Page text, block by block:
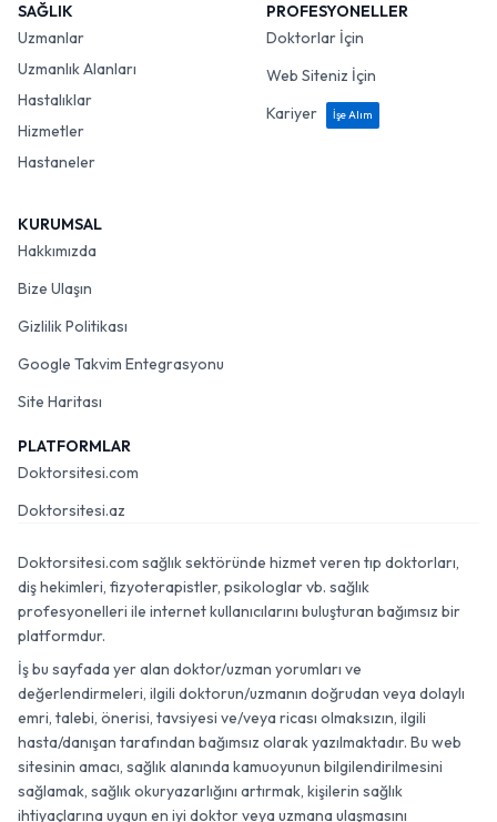
SAĞLIK
Uzmanlar
Uzmanlık Alanları
Hastalıklar
Hizmetler
Hastaneler
PROFESYONELLER
Doktorlar İçin
Web Siteniz İçin
Kariyer
İşe Alım
KURUMSAL
Hakkımızda
Bize Ulaşın
Gizlilik Politikası
Google Takvim Entegrasyonu
Site Haritası
PLATFORMLAR
Doktorsitesi.com
Doktorsitesi.az
Doktorsitesi.com sağlık sektöründe hizmet veren tıp doktorları,
diş hekimleri, fizyoterapistler, psikologlar vb. sağlık
profesyonelleri ile internet kullanıcılarını buluşturan bağımsız bir
platformdur.
İş bu sayfada yer alan doktor/uzman yorumları ve
değerlendirmeleri, ilgili doktorun/uzmanın doğrudan veya dolaylı
emri, talebi, önerisi, tavsiyesi ve/veya ricası olmaksızın, ilgili
hasta/danışan tarafından bağımsız olarak yazılmaktadır. Bu web
sitesinin amacı, sağlık alanında kamuoyunun bilgilendirilmesini
sağlamak, sağlık okuryazarlığını artırmak, kişilerin sağlık
ihtiyaçlarına uygun en iyi doktor veya uzmana ulaşmasını